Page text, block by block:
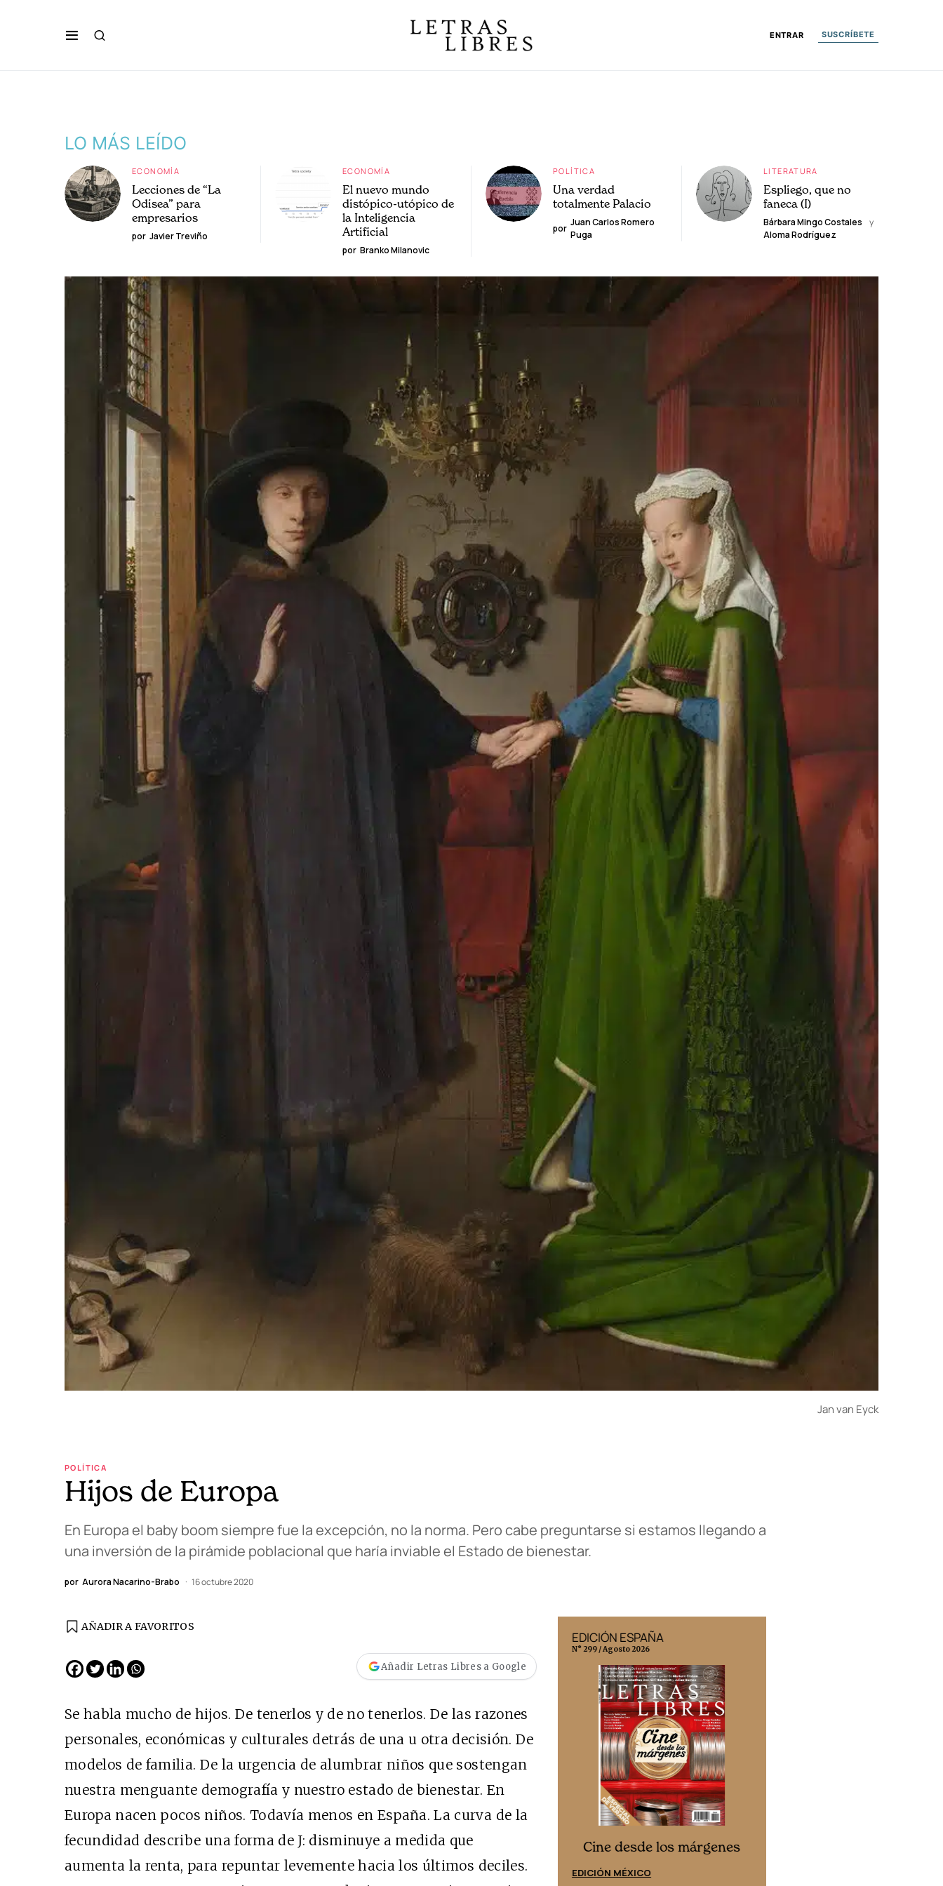
ENTRAR SUSCRÍBETE
LO MÁS LEÍDO
ECONOMÍA
Lecciones de “La
Odisea” para
empresarios
por Javier Treviño
ECONOMÍA
El nuevo mundo
distópico-utópico de
la Inteligencia
Artificial
por Branko Milanovic
POLÍTICA
Una verdad
totalmente Palacio
por
Juan Carlos Romero
Puga
LITERATURA
Espliego, que no
faneca (I)
Bárbara Mingo Costales
y
Aloma Rodríguez
Jan van Eyck
POLÍTICA
Hijos de Europa
En Europa el baby boom siempre fue la excepción, no la norma. Pero cabe preguntarse si estamos llegando a
una inversión de la pirámide poblacional que haría inviable el Estado de bienestar.
por Aurora Nacarino-Brabo 16 octubre 2020
AÑADIR A FAVORITOS
Añadir Letras Libres a Google
Se habla mucho de hijos. De tenerlos y de no tenerlos. De las razones
personales, económicas y culturales detrás de una u otra decisión. De
modelos de familia. De la urgencia de alumbrar niños que sostengan
nuestra menguante demografía y nuestro estado de bienestar. En
Europa nacen pocos niños. Todavía menos en España. La curva de la
fecundidad describe una forma de J: disminuye a medida que
aumenta la renta, para repuntar levemente hacia los últimos deciles.
Cine desde los márgenes
EDICIÓN MÉXICO
Cine desde los márgenes
EDICIÓN ESPAÑA
EDICIÓN ESPAÑA
N° 299 / Agosto 2026
Cine desde los márgenes
EDICIÓN MÉXICO